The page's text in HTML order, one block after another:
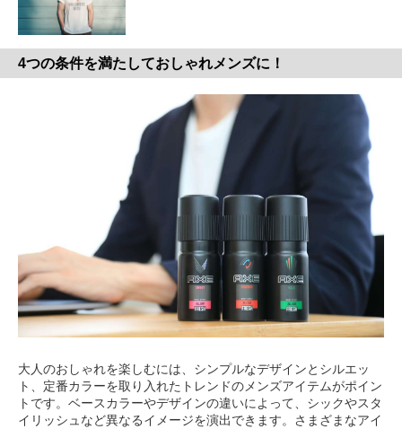
4つの条件を満たしておしゃれメンズに！
大人のおしゃれを楽しむには、シンプルなデザインとシルエッ
ト、定番カラーを取り入れたトレンドのメンズアイテムがポイン
トです。ベースカラーやデザインの違いによって、シックやスタ
イリッシュなど異なるイメージを演出できます。さまざまなアイ